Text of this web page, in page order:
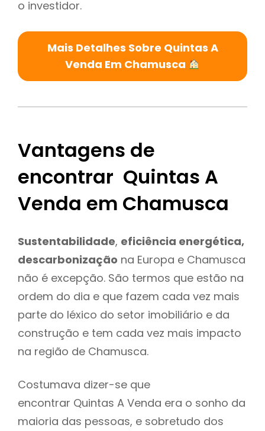
o investidor.
Mais Detalhes Sobre Quintas A
Venda Em Chamusca
Vantagens de
encontrar Quintas A
Venda em Chamusca
Sustentabilidade, eficiência energética,
descarbonização na Europa e Chamusca
não é excepção. São termos que estão na
ordem do dia e que fazem cada vez mais
parte do léxico do setor imobiliário e da
construção e tem cada vez mais impacto
na região de Chamusca.
Costumava dizer-se que
encontrar Quintas A Venda era o sonho da
maioria das pessoas, e sobretudo dos